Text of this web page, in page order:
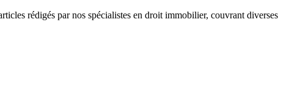
rédigés par nos spécialistes en droit immobilier, couvrant diverses